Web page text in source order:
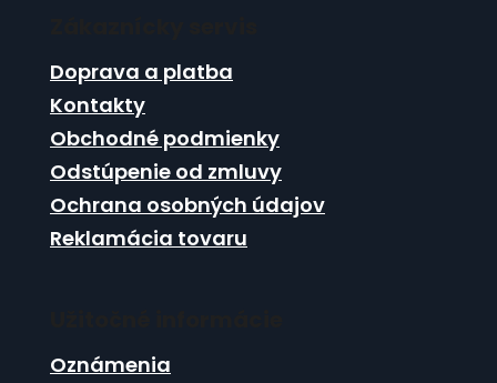
k
y
v
ý
i
Doprava a platba
Kontakty
Obchodné podmienky
Odstúpenie od zmluvy
Ochrana osobných údajov
Reklamácia tovaru
Oznámenia